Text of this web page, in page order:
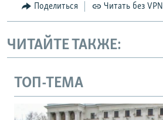
Поделиться Читать без VPN
ЧИТАЙТЕ ТАКЖЕ:
ТОП-ТЕМА